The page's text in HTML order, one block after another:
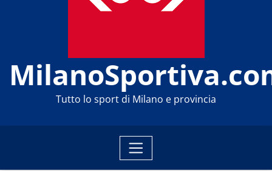
Tutto lo sport di Milano e provincia